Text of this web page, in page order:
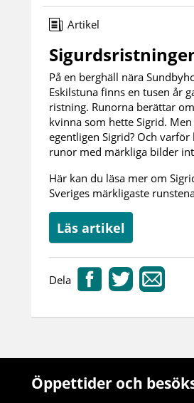
Artikel
På en berghäll nära
Eskilstuna finns en tusen år
ristning. Runorna berättar
kvinna som hette Sigrid.
egentligen Sigrid? Och
runor med märkliga bilder
Här kan du läsa mer om
Sveriges märkligaste
Läs artikel
Dela
Öppettider och